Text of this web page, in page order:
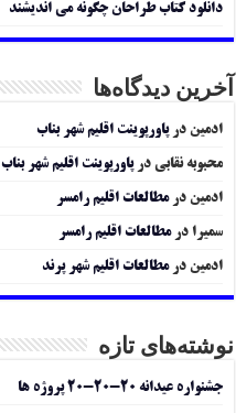
دانلود کتاب طراحان چگونه می اندیشند
آخرین دیدگاه‌ها
ادمین درپاورپوینت اقلیم شهر بناب
محبوبه نقابی درپاورپوینت اقلیم شهر بناب
ادمین درمطالعات اقلیم رامسر
سمیرا درمطالعات اقلیم رامسر
ادمین درمطالعات اقلیم شهر پرند
نوشته‌های تازه
جشنواره عیدانه ۲۰-۲۰-۲۰ پروژه ها